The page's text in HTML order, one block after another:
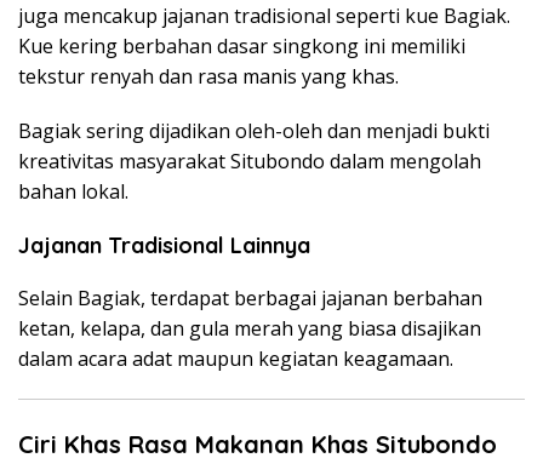
juga mencakup jajanan tradisional seperti kue Bagiak.
Kue kering berbahan dasar singkong ini memiliki
tekstur renyah dan rasa manis yang khas.
Bagiak sering dijadikan oleh-oleh dan menjadi bukti
kreativitas masyarakat Situbondo dalam mengolah
bahan lokal.
Jajanan Tradisional Lainnya
Selain Bagiak, terdapat berbagai jajanan berbahan
ketan, kelapa, dan gula merah yang biasa disajikan
dalam acara adat maupun kegiatan keagamaan.
Ciri Khas Rasa Makanan Khas Situbondo